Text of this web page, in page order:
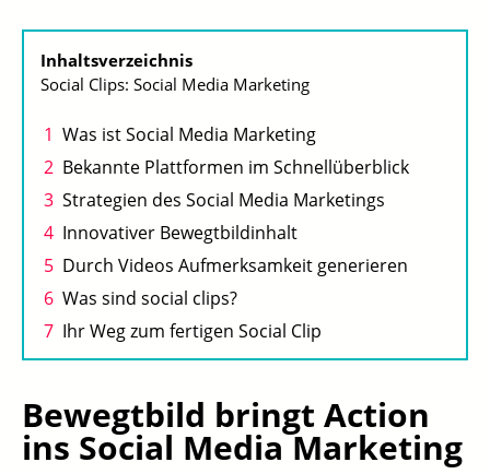
Inhaltsverzeichnis
Social Clips: Social Media Marketing
Was ist Social Media Marketing
Bekannte Plattformen im Schnellüberblick
Strategien des Social Media Marketings
Innovativer Bewegtbildinhalt
Durch Videos Aufmerksamkeit generieren
Was sind social clips?
Ihr Weg zum fertigen Social Clip
Bewegtbild bringt Action
ins Social Media Marketing